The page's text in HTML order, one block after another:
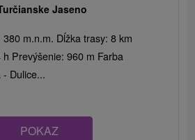
Jaseno
m.n.m. Dĺžka trasy: 8 km
Prevýšenie: 960 m Farba
Dulice...
POKAZ